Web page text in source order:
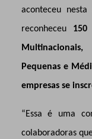
aconteceu
reconheceu
Pequenas e
empresas se
“Essa é uma
colaboradoras